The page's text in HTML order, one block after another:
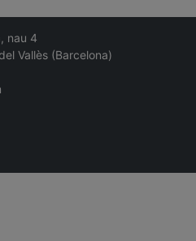
nau 4
Vallès (Barcelona)